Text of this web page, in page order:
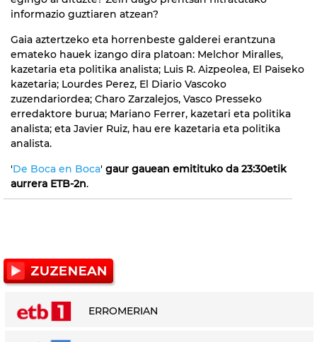
informazio guztiaren atzean?
Gaia aztertzeko eta horrenbeste galderei erantzuna
emateko hauek izango dira platoan: Melchor Miralles,
kazetaria eta politika analista; Luis R. Aizpeolea, El Paiseko
kazetaria; Lourdes Perez, El Diario Vascoko
zuzendariordea; Charo Zarzalejos, Vasco Presseko
erredaktore burua; Mariano Ferrer, kazetari eta politika
analista; eta Javier Ruiz, hau ere kazetaria eta politika
analista.
'De Boca en Boca' gaur gauean emitituko da 23:30etik
aurrera ETB-2n.
ERROMERIAN